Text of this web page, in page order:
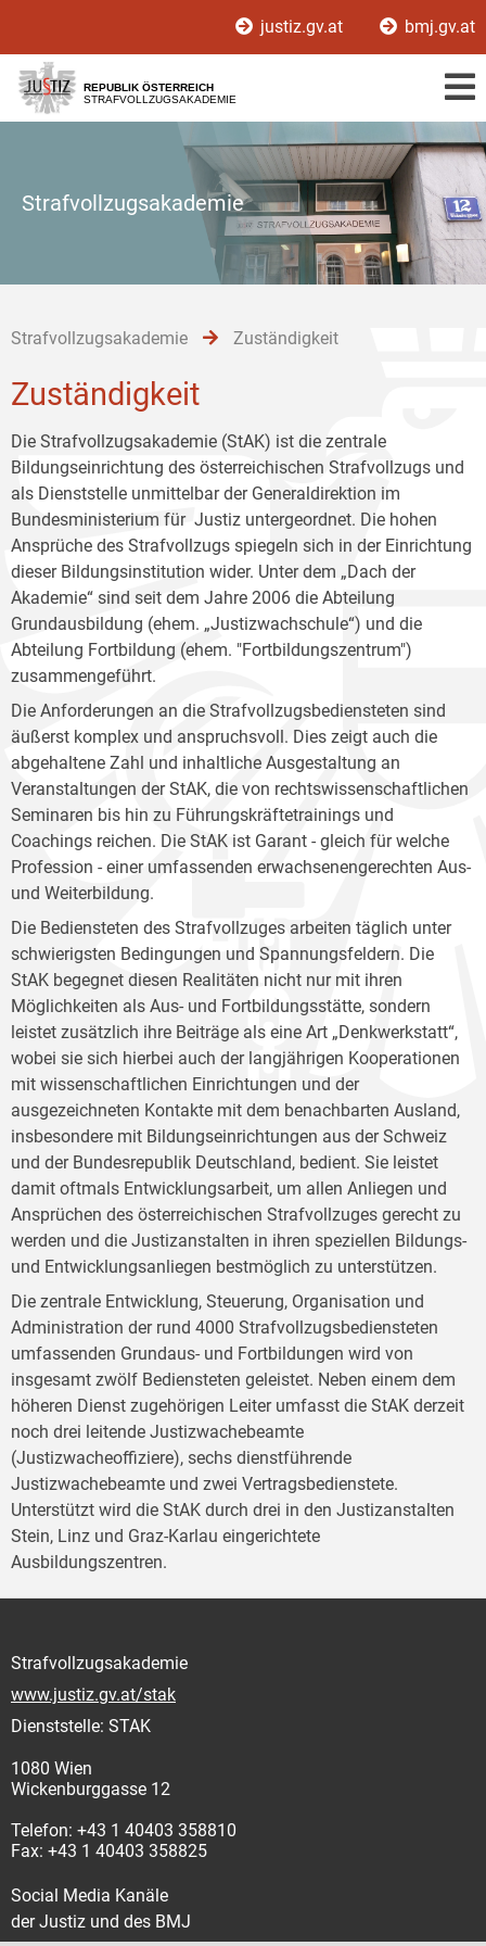
[1]
[2]
[3]
justiz.gv.at bmj.gv.at
REPUBLIK ÖSTERREICH
STRAFVOLLZUGSAKADEMIE
Strafvollzugsakademie
Strafvollzugsakademie Zuständigkeit
Zuständigkeit
Die Strafvollzugsakademie (StAK) ist die zentrale
Bildungseinrichtung des österreichischen Strafvollzugs und
als Dienststelle unmittelbar der Generaldirektion im
Bundesministerium für Justiz untergeordnet. Die hohen
Ansprüche des Strafvollzugs spiegeln sich in der Einrichtung
dieser Bildungsinstitution wider. Unter dem „Dach der
Akademie“ sind seit dem Jahre 2006 die Abteilung
Grundausbildung (ehem. „Justizwachschule“) und die
Abteilung Fortbildung (ehem. "Fortbildungszentrum")
zusammengeführt.
Die Anforderungen an die Strafvollzugsbediensteten sind
äußerst komplex und anspruchsvoll. Dies zeigt auch die
abgehaltene Zahl und inhaltliche Ausgestaltung an
Veranstaltungen der StAK, die von rechtswissenschaftlichen
Seminaren bis hin zu Führungskräftetrainings und
Coachings reichen. Die StAK ist Garant - gleich für welche
Profession - einer umfassenden erwachsenengerechten Aus-
und Weiterbildung.
Die Bediensteten des Strafvollzuges arbeiten täglich unter
schwierigsten Bedingungen und Spannungsfeldern. Die
StAK begegnet diesen Realitäten nicht nur mit ihren
Möglichkeiten als Aus- und Fortbildungsstätte, sondern
leistet zusätzlich ihre Beiträge als eine Art „Denkwerkstatt“,
wobei sie sich hierbei auch der langjährigen Kooperationen
mit wissenschaftlichen Einrichtungen und der
ausgezeichneten Kontakte mit dem benachbarten Ausland,
insbesondere mit Bildungseinrichtungen aus der Schweiz
und der Bundesrepublik Deutschland, bedient. Sie leistet
damit oftmals Entwicklungsarbeit, um allen Anliegen und
Ansprüchen des österreichischen Strafvollzuges gerecht zu
werden und die Justizanstalten in ihren speziellen Bildungs-
und Entwicklungsanliegen bestmöglich zu unterstützen.
Die zentrale Entwicklung, Steuerung, Organisation und
Administration der rund 4000 Strafvollzugsbediensteten
umfassenden Grundaus- und Fortbildungen wird von
insgesamt zwölf Bediensteten geleistet. Neben einem dem
höheren Dienst zugehörigen Leiter umfasst die StAK derzeit
noch drei leitende Justizwachebeamte
(Justizwacheoffiziere), sechs dienstführende
Justizwachebeamte und zwei Vertragsbedienstete.
Unterstützt wird die StAK durch drei in den Justizanstalten
Stein, Linz und Graz-Karlau eingerichtete
Ausbildungszentren.
Strafvollzugsakademie
www.justiz.gv.at/stak
Dienststelle: STAK
1080 Wien
Wickenburggasse 12
Telefon: +43 1 40403 358810
Fax: +43 1 40403 358825
Social Media Kanäle
der Justiz und des BMJ